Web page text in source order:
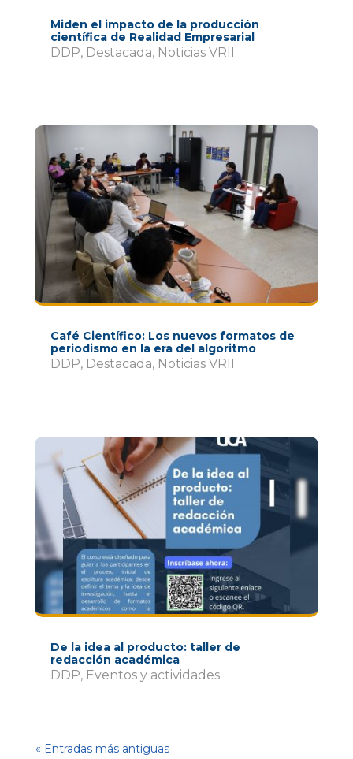
Miden el impacto de la producción
científica de Realidad Empresarial
DDP, Destacada, Noticias VRII
Café Científico: Los nuevos formatos de
periodismo en la era del algoritmo
DDP, Destacada, Noticias VRII
De la idea al producto: taller de
redacción académica
DDP, Eventos y actividades
« Entradas más antiguas